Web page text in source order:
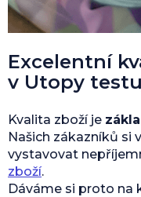
Excelentní
v Utopy
Kvalita zboží je
Našich zákazníků si
vystavovat
zboží.
Dáváme si proto na